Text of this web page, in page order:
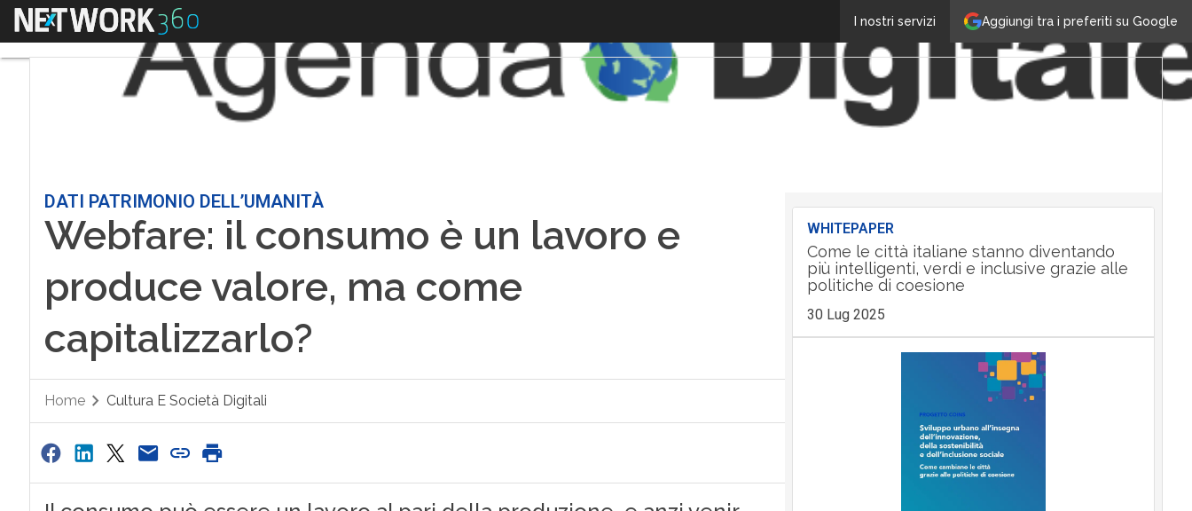
Aggiungi tra i preferiti su Google
I nostri servizi
Menu
DATI PATRIMONIO DELL’UMANITÀ
Webfare: il consumo è un lavoro e
produce valore, ma come
capitalizzarlo?
Home Cultura E Società Digitali
WHITEPAPER
Come le città italiane stanno diventando
più intelligenti, verdi e inclusive grazie alle
politiche di coesione
30 Lug 2025